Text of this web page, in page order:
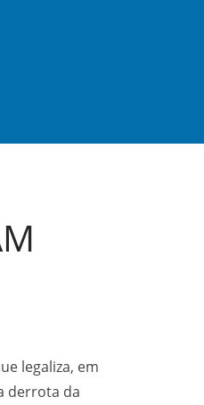
legaliza, em
derrota da